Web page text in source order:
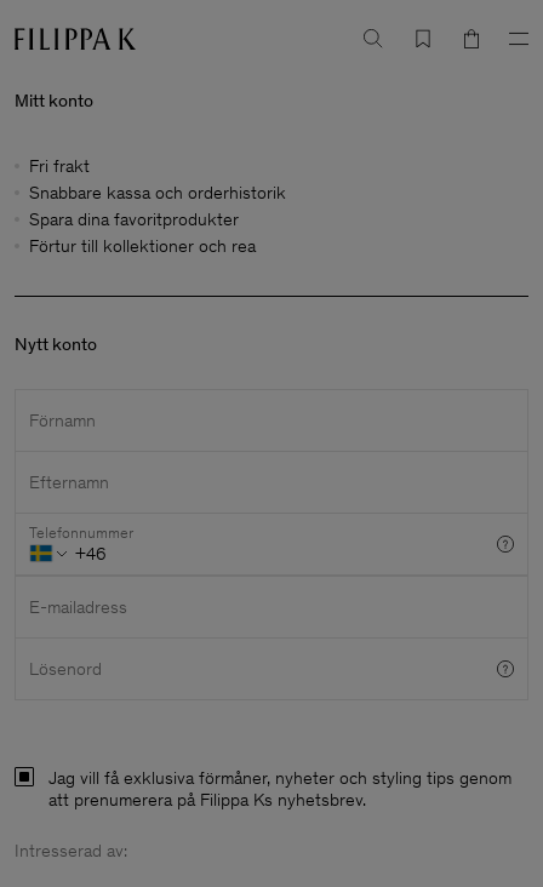
Mitt konto
Fri frakt
Snabbare kassa och orderhistorik
Spara dina favoritprodukter
Förtur till kollektioner och rea
Nytt konto
Förnamn
Efternamn
Telefonnummer
E-mailadress
Lösenord
Jag vill få exklusiva förmåner, nyheter och styling tips genom
att prenumerera på Filippa Ks nyhetsbrev.
Intresserad av: